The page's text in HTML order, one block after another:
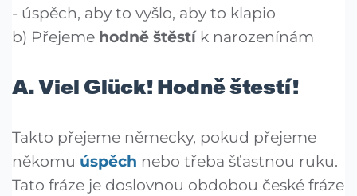
- úspěch, aby to vyšlo, aby to klapio
b) Přejeme hodně štěstík narozenínám
A. Viel Glück! Hodně štestí!
Takto přejeme německy, pokud přejeme
někomu úspěch nebo třeba šťastnou ruku.
Tato fráze je doslovnou obdobou české fráze